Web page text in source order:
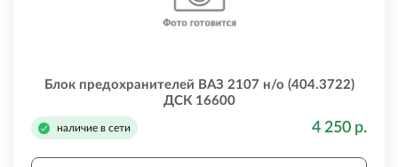
Блок предохранителей ВАЗ 2107 н/о (404.3722)
ДСК 16600
наличие в сети 4 250 р.